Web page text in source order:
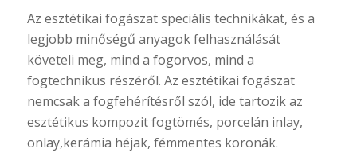
Az esztétikai fogászat speciális technikákat, és a
legjobb minőségű anyagok felhasználását
követeli meg, mind a fogorvos, mind a
fogtechnikus részéről. Az esztétikai fogászat
nemcsak a fogfehérítésről szól, ide tartozik az
esztétikus kompozit fogtömés, porcelán inlay,
onlay,kerámia héjak, fémmentes koronák.